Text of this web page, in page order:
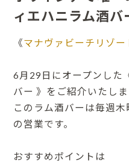
ィエハニラム酒バ
《マナヴァビーチリゾ
6月29日にオープンした
バー 》をご紹介いたしま
このラム酒バーは毎週
の営業です。
おすすめポイントは